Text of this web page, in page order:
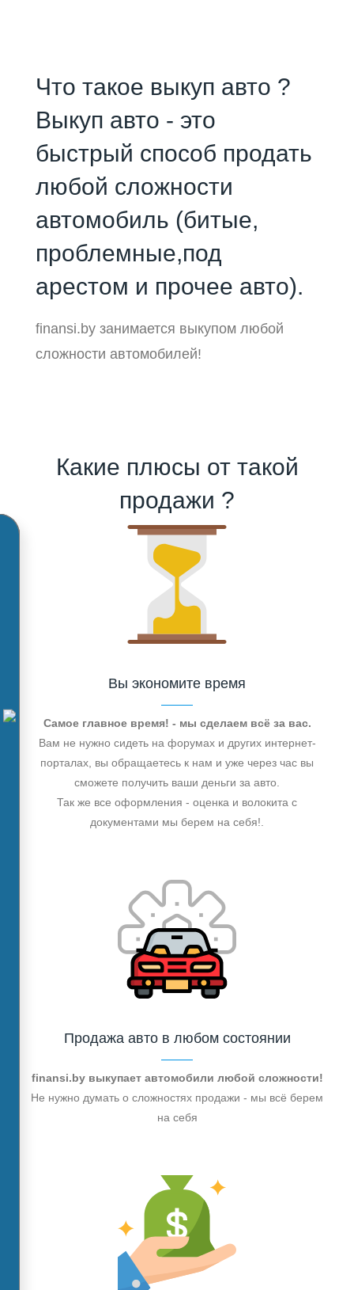
Что такое выкуп авто ?
Выкуп авто - это
быстрый способ продать
любой сложности
автомобиль (битые,
проблемные,под
арестом и прочее авто).
finansi.by занимается выкупом любой
сложности автомобилей!
Какие плюсы от такой
продажи ?
Вы экономите время
Самое главное время! - мы сделаем всё за вас.
Вам не нужно сидеть на форумах и других интернет-
порталах, вы обращаетесь к нам и уже через час вы
сможете получить ваши деньги за авто.
Так же все оформления - оценка и волокита с
документами мы берем на себя!.
Продажа авто в любом состоянии
finansi.by выкупает автомобили любой сложности!
Не нужно думать о сложностях продажи - мы всё берем
на себя